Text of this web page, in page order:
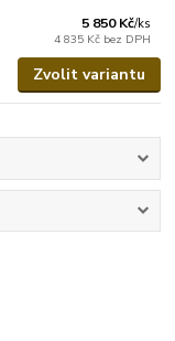
5 850 Kč/ks
4 835 Kč bez DPH
Zvolit variantu